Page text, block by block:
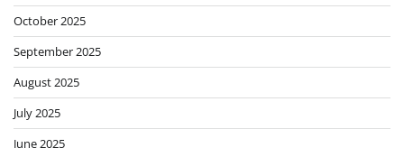
October 2025
September 2025
August 2025
July 2025
June 2025